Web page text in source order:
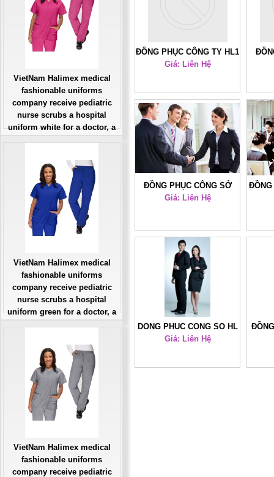
ĐỒNG PHỤC CÔNG TY HL1
Giá: Liên Hệ
ĐỒNG PHỤC CÔNG SỞ
HL8
Giá: Liên Hệ
ĐỒNG
DONG PHUC CONG SO HL
4
Giá: Liên Hệ
VietNam Halimex medical
fashionable uniforms
company receive pediatric
nurse scrubs a hospital
uniform white for a doctor, a
Giá: Liên Hệ
Đặt hàng
VietNam Halimex medical
fashionable uniforms
company receive pediatric
nurse scrubs a hospital
uniform green for a doctor, a
Giá: Liên Hệ
Đặt hàng
VietNam Halimex medical
fashionable uniforms
company receive pediatric